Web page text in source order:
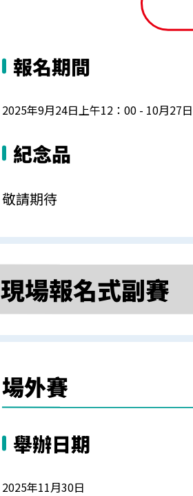
報名期間
2025年9月24日上午12：00 - 10月27
紀念品
敬請期待
現場報名式副賽
場外賽
舉辦日期
2025年11月30日